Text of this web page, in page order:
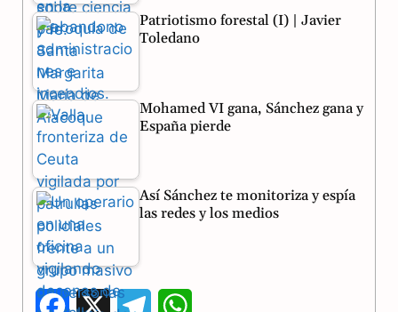
Patriotismo forestal (I) | Javier
Toledano
Mohamed VI gana, Sánchez gana y
España pierde
Así Sánchez te monitoriza y espía
las redes y los medios
F X